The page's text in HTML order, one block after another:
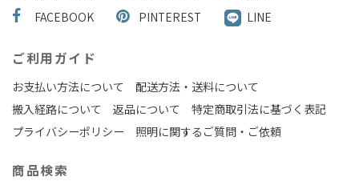
FACEBOOK
PINTEREST LINE
ご利用ガイド
お支払い方法について
配送方法・送料について
搬入経路について
返品について
特定商取引法に基づく表記
プライバシーポリシー
照明に関するご質問・ご依頼
商品検索